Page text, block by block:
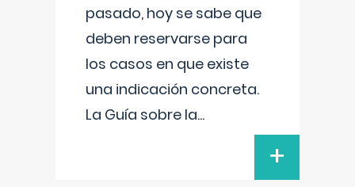
pasado, hoy se sabe que
deben reservarse para
los casos en que existe
una indicación concreta.
La Guía sobre la...
+